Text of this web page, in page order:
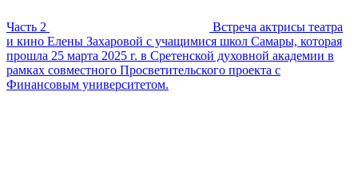
Часть 2
Встреча актрисы театра
и кино Елены Захаровой с учащимися школ Самары, которая
прошла 25 марта 2025 г. в Сретенской духовной академии в
рамках совместного Просветительского проекта с
Финансовым университетом.